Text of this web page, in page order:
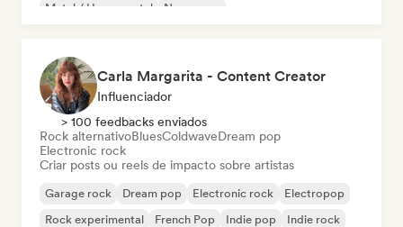
Metal / Heavy metal
New wave
Carla Margarita - Content Creator
Influenciador
> 100 feedbacks enviados
Rock alternativoBluesColdwaveDream pop
Electronic rock
Criar posts ou reels de impacto sobre artistas
Garage rock Dream pop Electronic rock
Electropop
Rock experimental
French Pop Indie pop Indie rock